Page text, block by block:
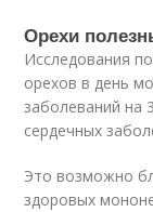
Орехи
Исследования
орехов в день
заболеваний на
сердечных
Это возможно
здоровых